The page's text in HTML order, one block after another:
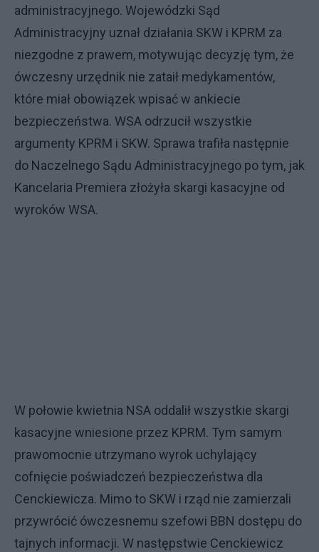
administracyjnego. Wojewódzki Sąd
Administracyjny uznał działania SKW i KPRM za
niezgodne z prawem, motywując decyzję tym, że
ówczesny urzędnik nie zataił medykamentów,
które miał obowiązek wpisać w ankiecie
bezpieczeństwa. WSA odrzucił wszystkie
argumenty KPRM i SKW. Sprawa trafiła następnie
do Naczelnego Sądu Administracyjnego po tym, jak
Kancelaria Premiera złożyła skargi kasacyjne od
wyroków WSA.
W połowie kwietnia NSA oddalił wszystkie skargi
kasacyjne wniesione przez KPRM. Tym samym
prawomocnie utrzymano wyrok uchylający
cofnięcie poświadczeń bezpieczeństwa dla
Cenckiewicza. Mimo to SKW i rząd nie zamierzali
przywrócić ówczesnemu szefowi BBN dostępu do
tajnych informacji. W następstwie Cenckiewicz